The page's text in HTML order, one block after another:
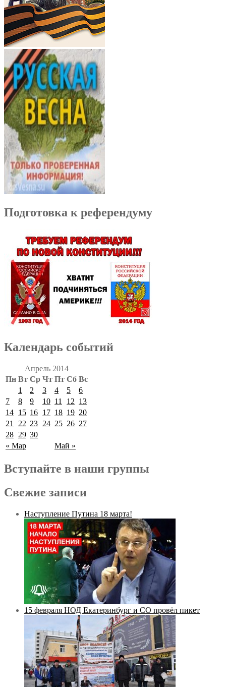
Подготовка к референдуму
Календарь событий
Апрель 2014
Пн Вт Ср Чт Пт Сб Вс
« Мар Май »
1 2 3 4 5
6
7
8 9 10 11 12 13
14 15 16 17 18 19 20
21
22 23 24 25 26 27
28 29 30
Вступайте в наши группы
Свежие записи
Наступление Путина 18 марта!
15 февраля НОД Екатеринбург и СО провёл пикет